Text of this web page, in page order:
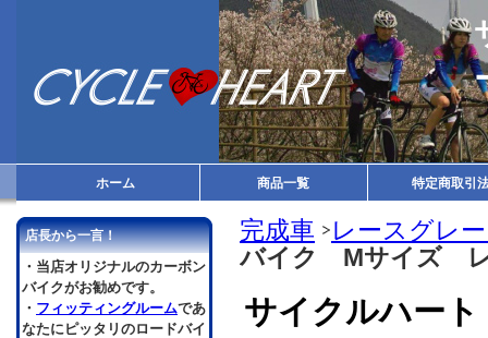
ホーム 商品一覧 特定商取引
完成車
レースグレ
バイク Mサイズ レ
サイクルハー
店長から一言！
・当店オリジナルのカーボン
バイクがお勧めです。
・ フィッティングルームであ
なたにピッタリのロードバイ